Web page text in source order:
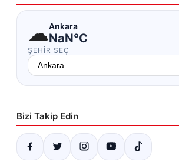
☁Ankara
NaN°C
ŞEHIR SEÇ
Bizi Takip Edin